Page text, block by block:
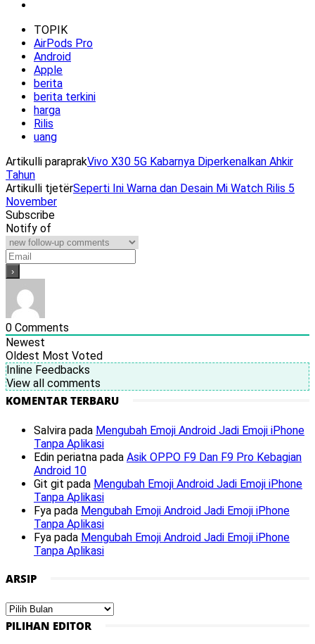
TOPIK
AirPods Pro
Android
Apple
berita
berita terkini
harga
Rilis
uang
Artikulli paraprakVivo X30 5G Kabarnya Diperkenalkan Ahkir
Tahun
Artikulli tjetërSeperti Ini Warna dan Desain Mi Watch Rilis 5
November
Subscribe
Notify of
0 Comments
Newest
Oldest Most Voted
Inline Feedbacks
View all comments
KOMENTAR TERBARU
Salvira pada Mengubah Emoji Android Jadi Emoji iPhone
Tanpa Aplikasi
Edin periatna pada Asik OPPO F9 Dan F9 Pro Kebagian
Android 10
Git git pada Mengubah Emoji Android Jadi Emoji iPhone
Tanpa Aplikasi
Fya pada Mengubah Emoji Android Jadi Emoji iPhone
Tanpa Aplikasi
Fya pada Mengubah Emoji Android Jadi Emoji iPhone
Tanpa Aplikasi
ARSIP
Arsip
PILIHAN EDITOR